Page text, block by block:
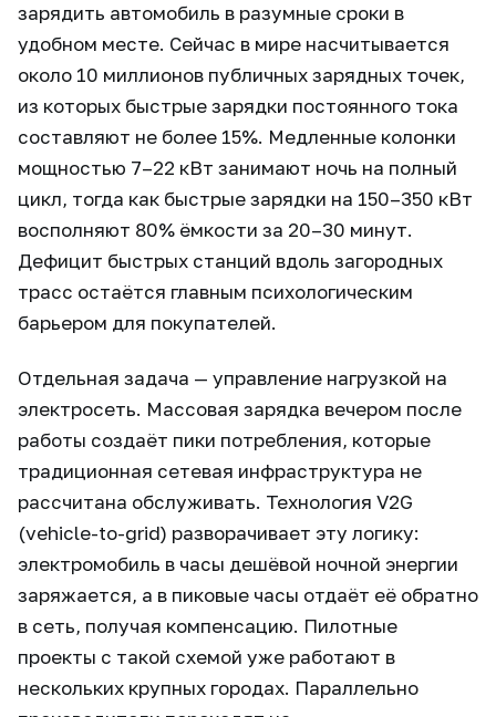
зарядить автомобиль в разумные сроки в
удобном месте. Сейчас в мире насчитывается
около 10 миллионов публичных зарядных точек,
из которых быстрые зарядки постоянного тока
составляют не более 15%. Медленные колонки
мощностью 7–22 кВт занимают ночь на полный
цикл, тогда как быстрые зарядки на 150–350 кВт
восполняют 80% ёмкости за 20–30 минут.
Дефицит быстрых станций вдоль загородных
трасс остаётся главным психологическим
барьером для покупателей.
Отдельная задача — управление нагрузкой на
электросеть. Массовая зарядка вечером после
работы создаёт пики потребления, которые
традиционная сетевая инфраструктура не
рассчитана обслуживать. Технология V2G
(vehicle-to-grid) разворачивает эту логику:
электромобиль в часы дешёвой ночной энергии
заряжается, а в пиковые часы отдаёт её обратно
в сеть, получая компенсацию. Пилотные
проекты с такой схемой уже работают в
нескольких крупных городах. Параллельно